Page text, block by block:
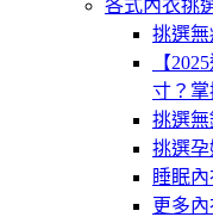
各式內衣挑
挑選
【
寸？掌
挑選
挑選
睡眠
更多